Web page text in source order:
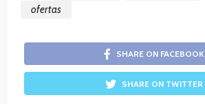
ofertas
SHARE ON FACEBOOK
SHARE ON TWITTER